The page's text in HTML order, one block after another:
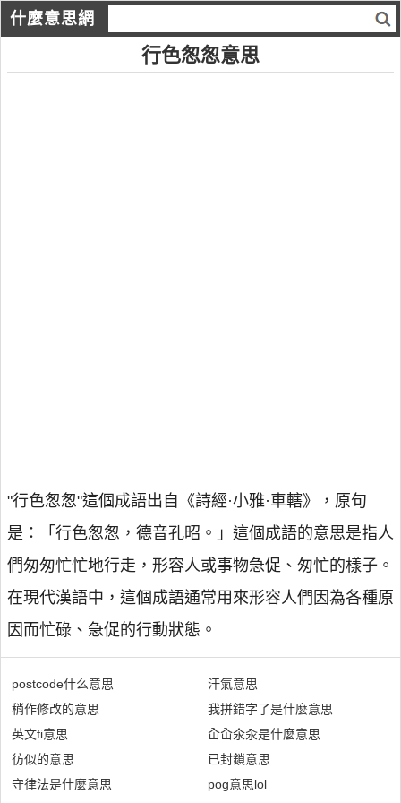
什麼意思網
行色怱怱意思
"行色怱怱"這個成語出自《詩經·小雅·車轄》，原句
是：「行色怱怱，德音孔昭。」這個成語的意思是指人
們匆匆忙忙地行走，形容人或事物急促、匆忙的樣子。
在現代漢語中，這個成語通常用來形容人們因為各種原
因而忙碌、急促的行動狀態。
postcode什么意思
稍作修改的意思
英文fi意思
彷似的意思
守律法是什麼意思
汗氣意思
我拼錯字了是什麼意思
屳屳氽汆是什麼意思
已封鎖意思
pog意思lol